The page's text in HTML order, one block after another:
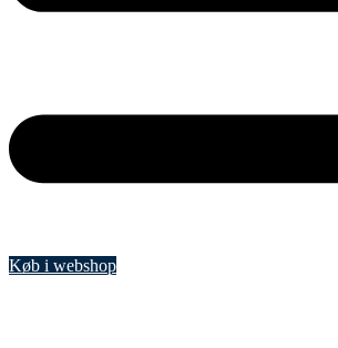
Køb i webshop